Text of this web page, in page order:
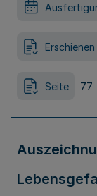
Erschienen
Seite 77